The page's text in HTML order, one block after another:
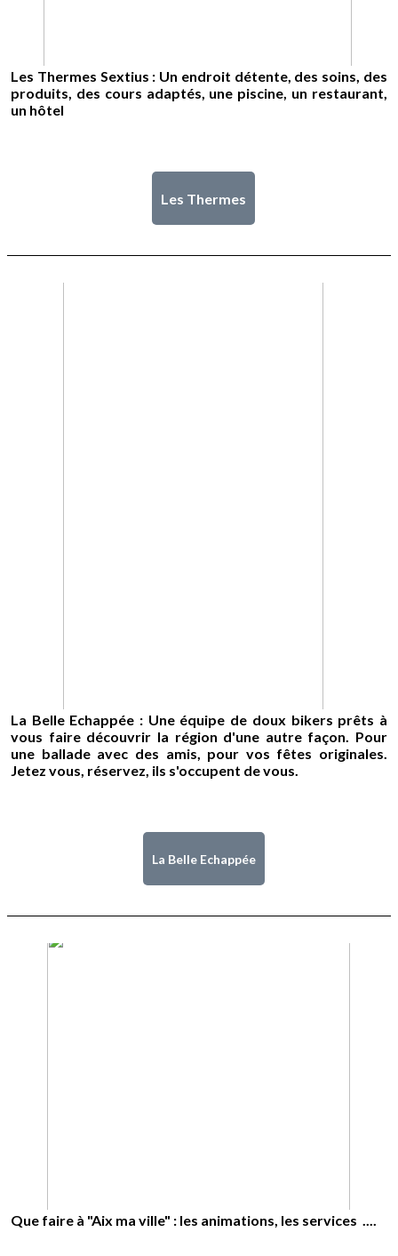
Les Thermes Sextius : Un endroit détente, des soins, des
produits, des cours adaptés, une piscine, un restaurant,
un hôtel
Les Thermes
La Belle Echappée : Une équipe de doux bikers prêts à
vous faire découvrir la région d'une autre façon. Pour
une ballade avec des amis, pour vos fêtes originales.
Jetez vous, réservez, ils s'occupent de vous.
La Belle Echappée
Que faire à "Aix ma ville" : les animations, les services ....